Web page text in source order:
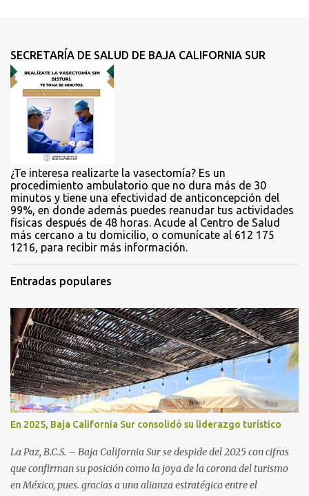
t
a
r
o
SECRETARÍA DE SALUD DE BAJA CALIFORNIA SUR
¿Te interesa realizarte la vasectomía? Es un
procedimiento ambulatorio que no dura más de 30
minutos y tiene una efectividad de anticoncepción del
99%, en donde además puedes reanudar tus actividades
físicas después de 48 horas. Acude al Centro de Salud
más cercano a tu domicilio, o comunícate al 612 175
1216, para recibir más información.
Entradas populares
En 2025, Baja California Sur consolidó su liderazgo turístico
La Paz, B.C.S. – Baja California Sur se despide del 2025 con cifras
que confirman su posición como la joya de la corona del turismo
en México, pues. gracias a una alianza estratégica entre el